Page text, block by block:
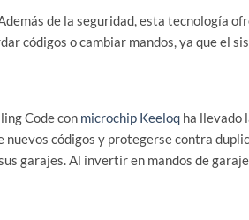
de la seguridad, esta tecnología
códigos o cambiar mandos, ya que el
Code con microchip Keeloq ha llevado
códigos y protegerse contra
garajes. Al invertir en mandos de